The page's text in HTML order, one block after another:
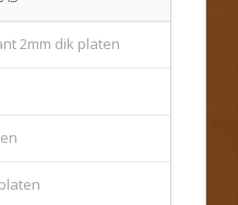
2mm dik platen